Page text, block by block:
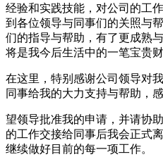
经验和实践技能，对公司的工
到各位领导与同事们的关照与
们的指导与帮助，有了更成熟
将是我今后生活中的一笔宝贵财
在这里，特别感谢公司领导对
同事给我的大力支持与帮助，
望领导批准我的申请，并请协
的工作交接给同事后我会正式
继续做好目前的每一项工作。